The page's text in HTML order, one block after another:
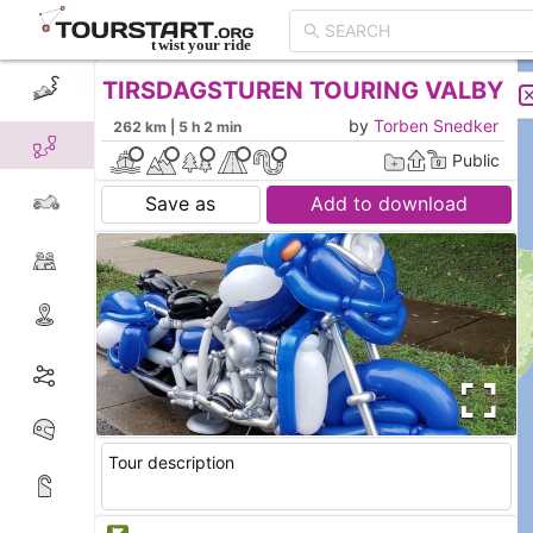
CREATE TOUR LIST
TIRSDAGSTUREN TOURING VALBY
262 km | 5 h 2 min by Torben Snedker
Public
Save as Add to download
Tour description